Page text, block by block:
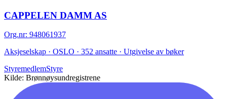
CAPPELEN DAMM AS
Org.nr: 948061937
Aksjeselskap · OSLO · 352 ansatte · Utgivelse av bøker
StyremedlemStyre
Kilde: Brønnøysundregistrene